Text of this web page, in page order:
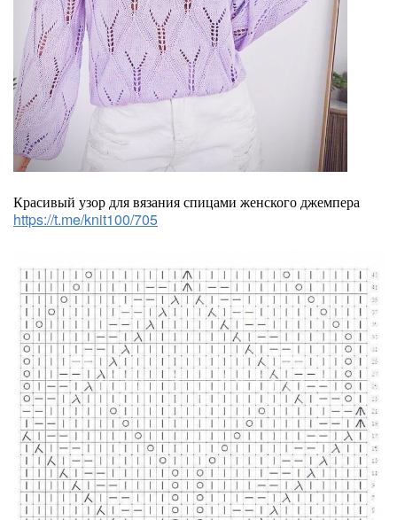
Красивый узор для вязания спицами женского джемпера
https://t.me/knit100/705